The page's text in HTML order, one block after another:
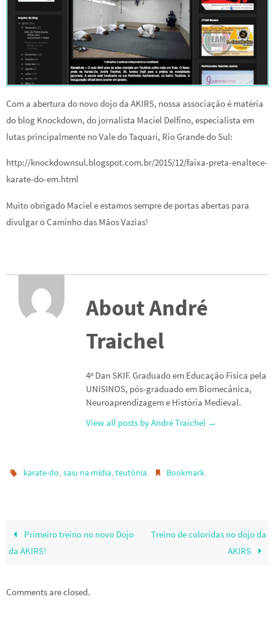
Com a abertura do novo dojo da AKIRS, nossa associação é matéria
do blog Knockdown, do jornalista Maciel Delfino, especialista em
lutas principalmente no Vale do Taquari, Rio Grande do Sul:
http://knockdownsul.blogspot.com.br/2015/12/faixa-preta-enaltece-
karate-do-em.html
Muito obrigado Maciel e estamos sempre de portas abertas para
divulgar o Caminho das Mãos Vazias!
About André
Traichel
4º Dan SKIF. Graduado em Educação Física pela
UNISINOS, pós-graduado em Biomecânica,
Neuroaprendizagem e História Medieval.
View all posts by André Traichel →
karate-do,saiu na mídia,teutônia. Bookmark.
Primeiro treino no novo Dojo
da AKIRS!
Treino de coloridas no dojo da
AKIRS
Comments are closed.